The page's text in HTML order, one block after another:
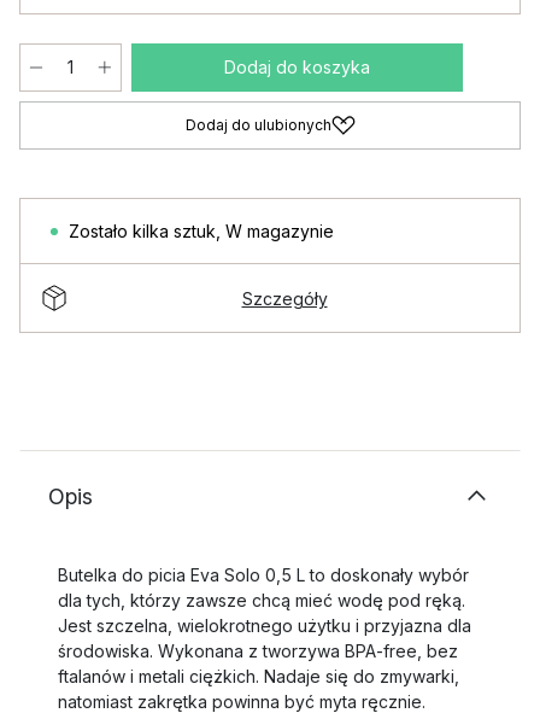
Dodaj do koszyka
Dodaj do ulubionych
Zostało kilka sztuk W magazynie
Szczegóły
Opis
Butelka do picia Eva Solo 0,5 L to doskonały wybór
dla tych, którzy zawsze chcą mieć wodę pod ręką.
Jest szczelna, wielokrotnego użytku i przyjazna dla
środowiska. Wykonana z tworzywa BPA-free, bez
ftalanów i metali ciężkich. Nadaje się do zmywarki,
natomiast zakrętka powinna być myta ręcznie.